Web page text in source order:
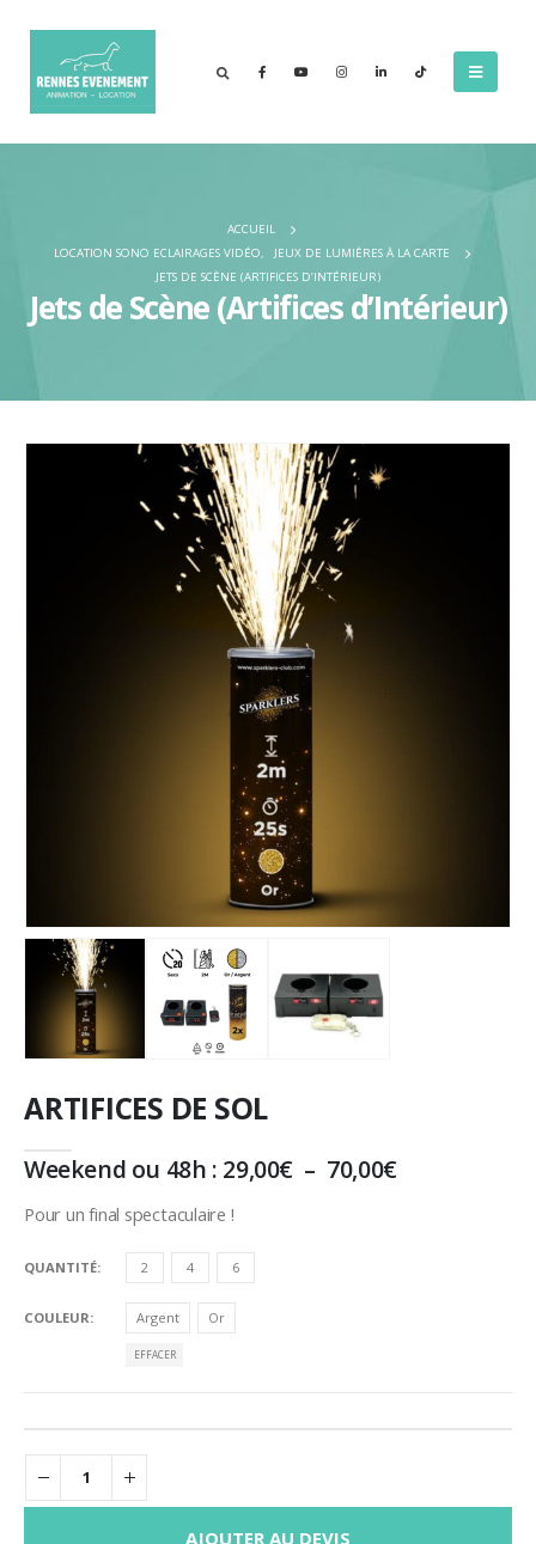
ACCUEIL
LOCATION SONO ECLAIRAGES VIDÉO,
JEUX DE LUMIÈRES À LA CARTE
JETS DE SCÈNE (ARTIFICES D’INTÉRIEUR)
Jets de Scène (Artifices d’Intérieur)
ARTIFICES DE SOL
Weekend ou 48h : 29,00€ – 70,00€Plage
Pour un final spectaculaire !
QUANTITÉ 2 4 6
COULEUR Argent Or
EFFACER
AJOUTER AU DEVIS